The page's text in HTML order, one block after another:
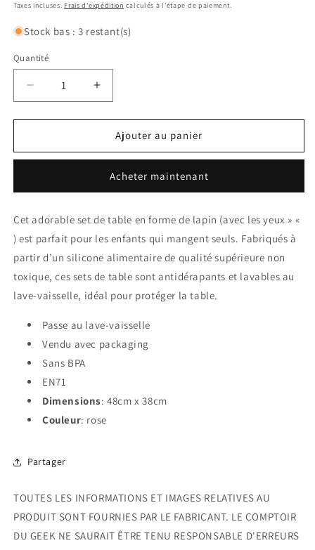
Taxes incluses. Frais d'expédition calculés à l'étape de paiement.
Stock bas : 3 restant(s)
Quantité
Quantité
Réduire
la
quantité
Set
en
Lapin
Powder
Pink
Augmenter
la
quantité
Set
Table
en
Lapin
Powder
Pink
Ajouter au panier
Acheter maintenant
Cet adorable set de table en forme de lapin (avec les yeux » «
) est parfait pour les enfants qui mangent seuls. Fabriqués à
partir d’un silicone alimentaire de qualité supérieure non
toxique, ces sets de table sont antidérapants et lavables au
lave-vaisselle, idéal pour protéger la table.
Passe au lave-vaisselle
Vendu avec packaging
Sans BPA
EN71
Dimensions: 48cm x 38cm
Couleur: rose
Partager
TOUTES LES INFORMATIONS ET IMAGES RELATIVES AU
PRODUIT SONT FOURNIES PAR LE FABRICANT. LE COMPTOIR
DU GEEK NE SAURAIT ÊTRE TENU RESPONSABLE D'ERREURS